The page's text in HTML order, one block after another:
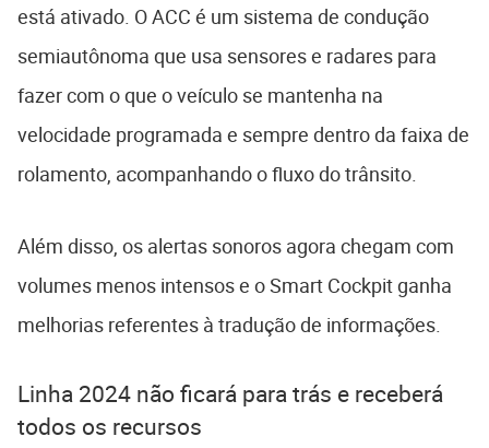
está ativado. O ACC é um sistema de condução
semiautônoma que usa sensores e radares para
fazer com o que o veículo se mantenha na
velocidade programada e sempre dentro da faixa de
rolamento, acompanhando o fluxo do trânsito.
Além disso, os alertas sonoros agora chegam com
volumes menos intensos e o Smart Cockpit ganha
melhorias referentes à tradução de informações.
Linha 2024 não ficará para trás e receberá
todos os recursos